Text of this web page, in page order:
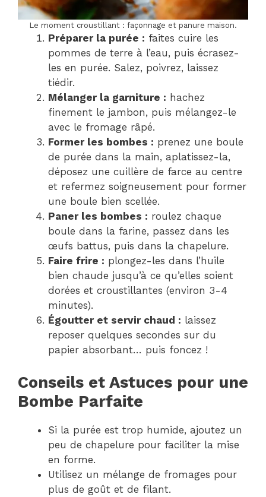
Le moment croustillant : façonnage et panure maison.
Préparer la purée : faites cuire les
pommes de terre à l’eau, puis écrasez-
les en purée. Salez, poivrez, laissez
tiédir.
Mélanger la garniture : hachez
finement le jambon, puis mélangez-le
avec le fromage râpé.
Former les bombes : prenez une boule
de purée dans la main, aplatissez-la,
déposez une cuillère de farce au centre
et refermez soigneusement pour former
une boule bien scellée.
Paner les bombes : roulez chaque
boule dans la farine, passez dans les
œufs battus, puis dans la chapelure.
Faire frire : plongez-les dans l’huile
bien chaude jusqu’à ce qu’elles soient
dorées et croustillantes (environ 3-4
minutes).
Égoutter et servir chaud : laissez
reposer quelques secondes sur du
papier absorbant… puis foncez !
Conseils et Astuces pour une
Bombe Parfaite
Si la purée est trop humide, ajoutez un
peu de chapelure pour faciliter la mise
en forme.
Utilisez un mélange de fromages pour
plus de goût et de filant.